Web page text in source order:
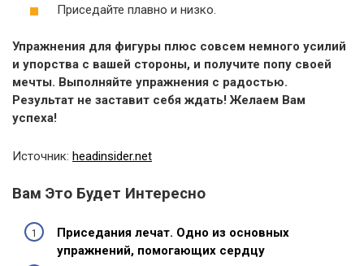
Приседайте плавно и низко.
Упражнения для фигуры плюс совсем немного усилий
и упорства с вашей стороны, и получите попу своей
мечты. Выполняйте упражнения с радостью.
Результат не заставит себя ждать! Желаем Вам
успеха!
Источник: headinsider.net
Вам Это Будет Интересно
Приседания лечат. Одно из основных
упражнений, помогающих сердцу